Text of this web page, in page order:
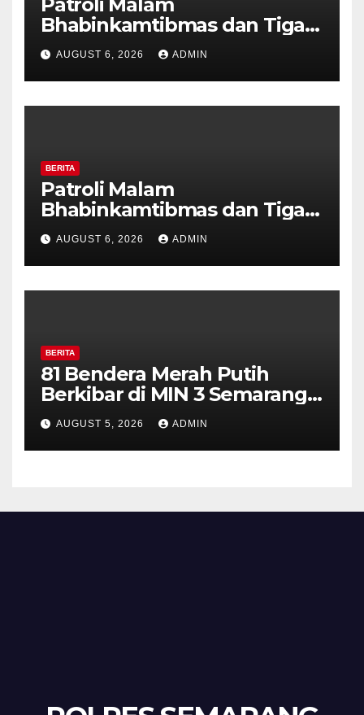
Bhabinkamtibmas dan Tiga
Pilar Kelurahan Ungaran
Perkuat Kamtibmas, Warga
Diajak Aktifkan Ronda
AUGUST 6, 2026 ADMIN
BERITA
Patroli Malam
Bhabinkamtibmas dan Tiga
Pilar Kelurahan Ungaran
Perkuat Kamtibmas, Warga
Diajak Aktifkan Ronda
AUGUST 6, 2026 ADMIN
BERITA
81 Bendera Merah Putih
Berkibar di MIN 3 Semarang,
Bhabinkamtibmas Desa
Timpik Hadiri Peringatan
HUT ke-81 Kemerdekaan RI
AUGUST 5, 2026 ADMIN